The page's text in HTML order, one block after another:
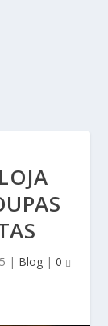
| Blog | 0